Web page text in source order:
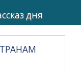
дня